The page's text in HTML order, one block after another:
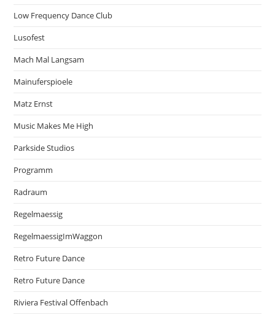
Low Frequency Dance Club
Lusofest
Mach Mal Langsam
Mainuferspioele
Matz Ernst
Music Makes Me High
Parkside Studios
Programm
Radraum
Regelmaessig
RegelmaessigImWaggon
Retro Future Dance
Retro Future Dance
Riviera Festival Offenbach